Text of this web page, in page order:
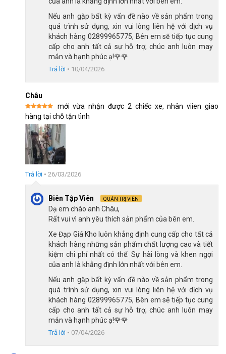
Dây cáp đi âm khung dễ dàng bê vác
Bộ truyền động 3×7 tốc độ linh hoạt
Vận tốc và chuyển động của xe đạp Fascino 429 được mượt
mà, linh hoạt đều nhờ vào bộ
hình này phổ biến phù hợp cho những ai vừa mời tập làm quen
xe đạp địa hình
khá nhau.
Xe đạp Fascino 429 sử dụng bộ Groupset INDEX 3×7 tốc độ linh hoạt
Cụ thể, hệ thống xe đạp địa hình Fascino 429
kết hợp cùng 7 líp sau cho tổng cộng 21 cấp độ tốc độ linh
Nếu anh gặp bất kỳ vấn đề nào về sản phẩm trong
quá trình sử dụng, xin vui lòng liên hệ với dịch vụ
khách hàng 02899965775, Bên em sẽ tiếp tục cung
cấp cho anh tất cả sự hỗ trợ, chúc anh luôn may
mắn và hạnh phúc ạ!🌹🌹
Trả lời • 10/04/2026
Châu
Được xếp
hạng5 5
sao
mới vừa nhận được 2 chiếc xe, nhân viien giao
hàng tại chỗ tận tình
Trả lời • 26/03/2026
Biên Tập Viên QUẢN TRỊ VIÊN
Dạ em chào anh Châu,
Rất vui vì anh yêu thích sản phẩm của bên em.
Xe Đạp Giá Kho luôn khẳng định cung cấp cho tất cả
khách hàng những sản phẩm chất lượng cao và tiết
kiệm chi phí nhất có thể. Sự hài lòng và khen ngợi
của anh là khẳng định lớn nhất với bên em.
Nếu anh gặp bất kỳ vấn đề nào về sản phẩm trong
quá trình sử dụng, xin vui lòng liên hệ với dịch vụ
khách hàng 02899965775, Bên em sẽ tiếp tục cung
cấp cho anh tất cả sự hỗ trợ, chúc anh luôn may
mắn và hạnh phúc ạ!🌹🌹
Trả lời • 07/04/2026